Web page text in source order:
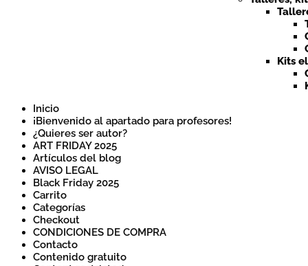
Kits
Inicio
¡Bienvenido al apartado para profesores!
¿Quieres ser autor?
ART FRIDAY 2025
Artículos del blog
AVISO LEGAL
Black Friday 2025
Carrito
Categorías
Checkout
CONDICIONES DE COMPRA
Contacto
Contenido gratuito